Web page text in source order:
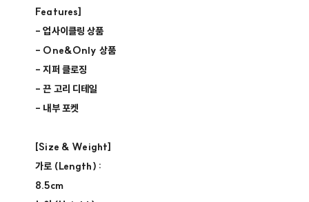
Features]
- 업사이클링 상품 ​
- One&Only 상품 ​
- 지퍼 클로징​
- 끈 고리 디테일
- 내부 포켓
[Size & Weight]
가로 (Length) :
8.5cm